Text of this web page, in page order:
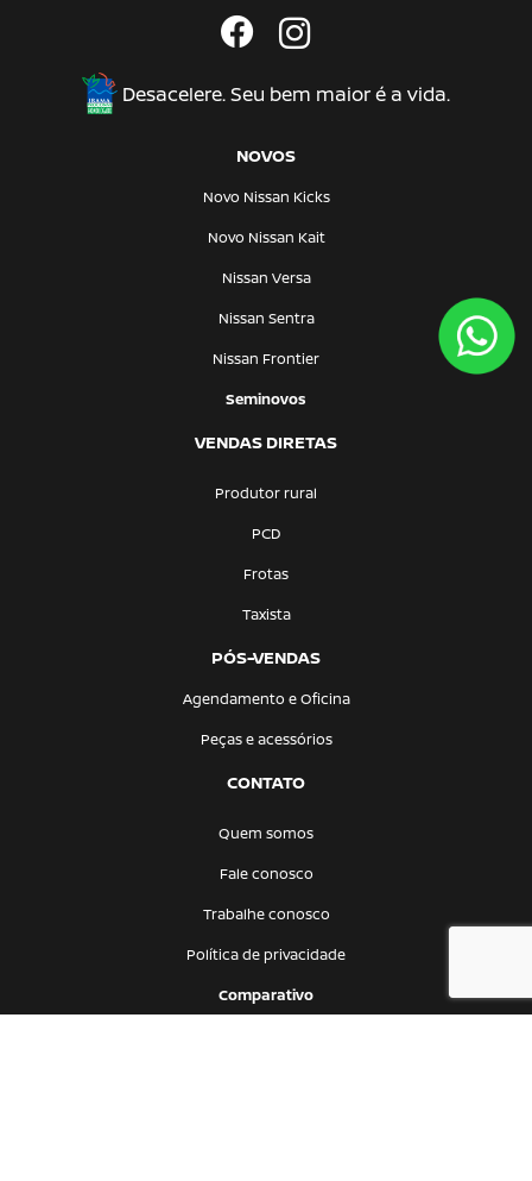
Desacelere. Seu bem maior é a vida.
NOVOS
Novo Nissan Kicks
Novo Nissan Kait
Nissan Versa
Nissan Sentra
Nissan Frontier
Seminovos
VENDAS DIRETAS
Produtor rural
PCD
Frotas
Taxista
PÓS-VENDAS
Agendamento e Oficina
Peças e acessórios
CONTATO
Quem somos
Fale conosco
Trabalhe conosco
Política de privacidade
Comparativo